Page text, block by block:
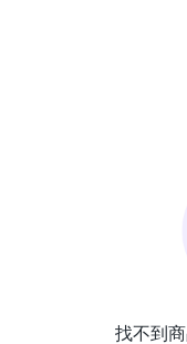
找不到